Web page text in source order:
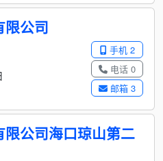
限公司
手机 2
电话 0
邮箱 3
公司海口琼山第二